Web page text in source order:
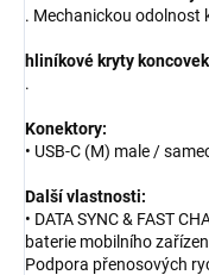
. Mechanickou odolnost
hliníkové kryty koncovek
.
Konektory:
• USB-C (M) male /
Další vlastnosti:
• DATA SYNC & FAST
baterie mobilního
Podpora přenosových